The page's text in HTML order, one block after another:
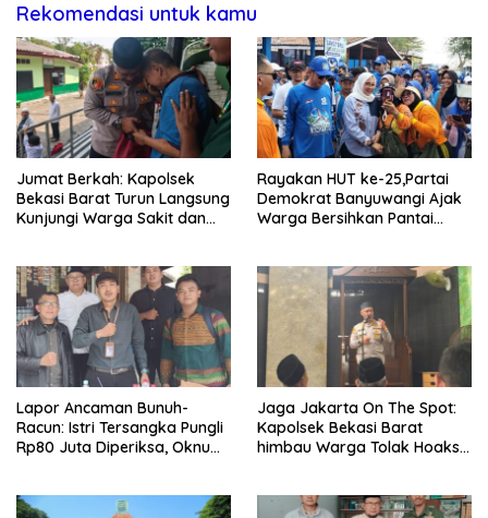
Rekomendasi untuk kamu
Jumat Berkah: Kapolsek
Bekasi Barat Turun Langsung
Kunjungi Warga Sakit dan
Rayakan HUT ke-25,Partai
Demokrat Banyuwangi Ajak
Warga Bersihkan Pantai
Lapor Ancaman Bunuh-
Racun: Istri Tersangka Pungli
Rp80 Juta Diperiksa, Oknum
Jaga Jakarta On The Spot:
Kapolsek Bekasi Barat
himbau Warga Tolak Hoaks